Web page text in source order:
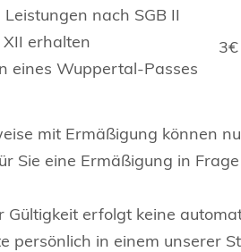
nach SGB II
erhalten
eines Wuppertal-Passes
3€
mit Ermäßigung können
Sie eine Ermäßigung in
Gültigkeit erfolgt keine
persönlich in einem unserer